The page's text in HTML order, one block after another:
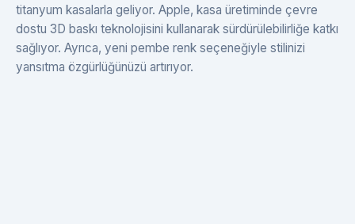
titanyum kasalarla geliyor. Apple, kasa üretiminde çevre
dostu 3D baskı teknolojisini kullanarak sürdürülebilirliğe katkı
sağlıyor. Ayrıca, yeni pembe renk seçeneğiyle stilinizi
yansıtma özgürlüğünüzü artırıyor.